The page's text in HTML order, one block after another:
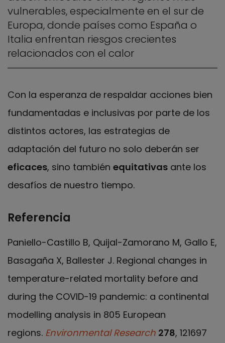
vulnerables, especialmente en el sur de
Europa, donde países como España o
Italia enfrentan riesgos crecientes
relacionados con el calor
Con la esperanza de respaldar acciones bien
fundamentadas e inclusivas por parte de los
distintos actores, las estrategias de
adaptación del futuro no solo deberán ser
eficaces, sino también equitativas ante los
desafíos de nuestro tiempo.
Referencia
Paniello-Castillo B, Quijal-Zamorano M, Gallo E,
Basagaña X, Ballester J. Regional changes in
temperature-related mortality before and
during the COVID-19 pandemic: a continental
modelling analysis in 805 European
regions. Environmental Research 278, 121697